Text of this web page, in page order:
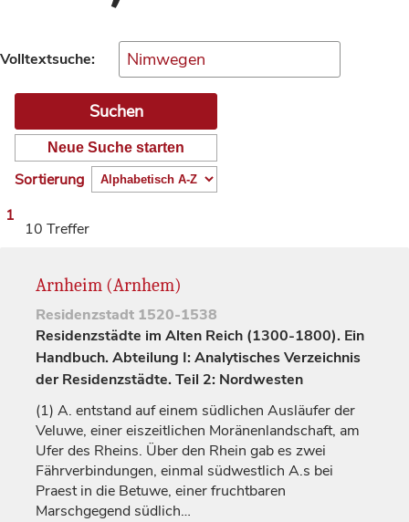
Volltextsuche:
Neue Suche starten
Sortierung
1
10 Treffer
Arnheim (Arnhem)
Residenzstadt 1520-1538
Residenzstädte im Alten Reich (1300-1800). Ein
Handbuch. Abteilung I: Analytisches Verzeichnis
der Residenzstädte. Teil 2: Nordwesten
(1) A. entstand auf einem südlichen Ausläufer der
Veluwe, einer eiszeitlichen Moränenlandschaft, am
Ufer des Rheins. Über den Rhein gab es zwei
Fährverbindungen, einmal südwestlich A.s bei
Praest in die Betuwe, einer fruchtbaren
Marschgegend südlich…